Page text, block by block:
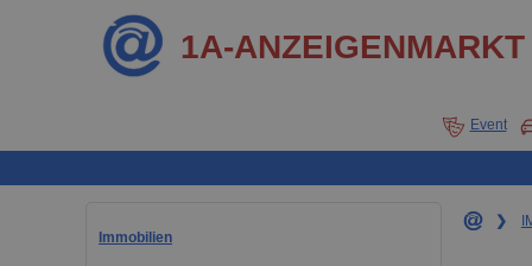
1A-ANZEIGENMARKT
Event
Immobilien
❯